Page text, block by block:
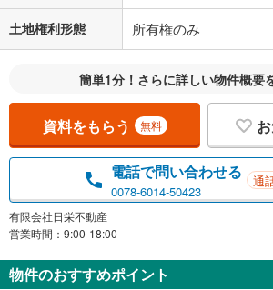
土地権利形態 所有権のみ
簡単1分！さらに詳しい物件概要
資料をもらう 無料
電話で問い合わせる
0078-6014-50423
通
有限会社日栄不動産
営業時間：9:00-18:00
物件のおすすめポイント